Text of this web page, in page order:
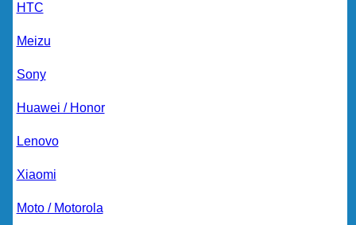
HTC
Meizu
Sony
Huawei / Honor
Lenovo
Xiaomi
Moto / Motorola